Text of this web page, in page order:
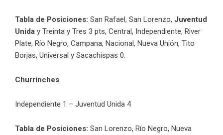
Tabla de Posiciones: San Rafael, San Lorenzo, Juventud
Unida y Treinta y Tres 3 pts, Central, Independiente, River
Plate, Río Negro, Campana, Nacional, Nueva Unión, Tito
Borjas, Universal y Sacachispas 0.
Churrinches
Independiente 1 – Juventud Unida 4
Tabla de Posiciones: San Lorenzo, Río Negro, Nueva